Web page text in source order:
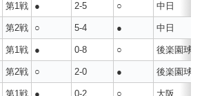
第1戦 ● 2-5 ○ 中日
第2戦 ○ 5-4 ● 中日
第1戦 ● 0-8 ○ 後楽園球場
第2戦 ○ 2-0 ● 後楽園球場
第1戦 ● 0-2 ○ 大阪